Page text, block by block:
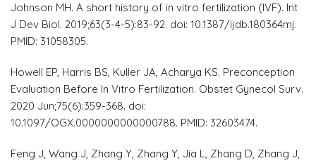
Johnson MH. A short history of in vitro fertilization (IVF). Int
J Dev Biol. 2019;63(3-4-5):83-92. doi: 10.1387/ijdb.180364mj.
PMID: 31058305.
Howell EP, Harris BS, Kuller JA, Acharya KS. Preconception
Evaluation Before In Vitro Fertilization. Obstet Gynecol Surv.
2020 Jun;75(6):359-368. doi:
10.1097/OGX.0000000000000788. PMID: 32603474.
Feng J, Wang J, Zhang Y, Zhang Y, Jia L, Zhang D, Zhang J,